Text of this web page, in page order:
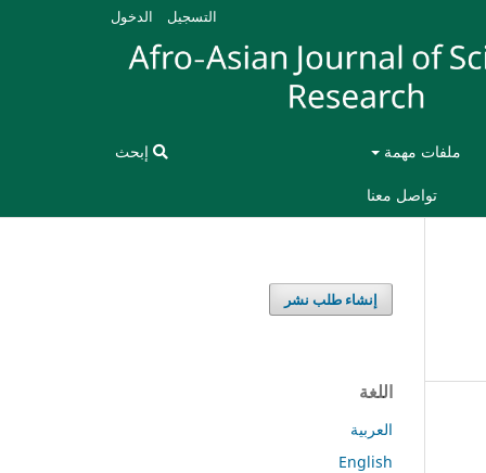
ملفات مهمة
تواصل معنا
إبحث
التسجيل الدخول
إنشاء طلب نشر
اللغة
العربية
English